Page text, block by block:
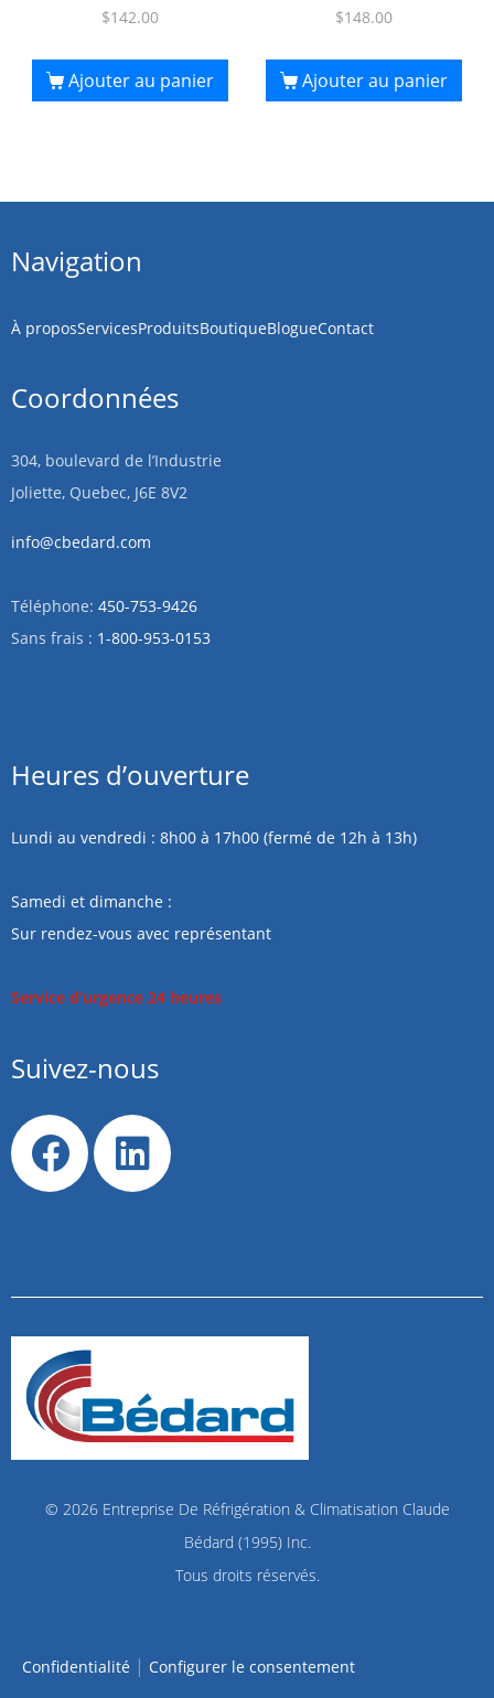
$142.00
Ajouter au panier
$148.00
Ajouter au panier
Navigation
À proposServicesProduitsBoutiqueBlogueContact
Coordonnées
304, boulevard de l’Industrie
Joliette, Quebec, J6E 8V2
info@cbedard.com
Téléphone: 450-753-9426
Sans frais : 1-800-953-0153
Heures d’ouverture
Lundi au vendredi : 8h00 à 17h00 (fermé de 12h à 13h)
Samedi et dimanche :
Sur rendez-vous avec représentant
Service d’urgence 24 heures
Suivez-nous
© 2026 Entreprise De Réfrigération & Climatisation Claude
Bédard (1995) Inc.
Tous droits réservés.
Confidentialité | Configurer le consentement